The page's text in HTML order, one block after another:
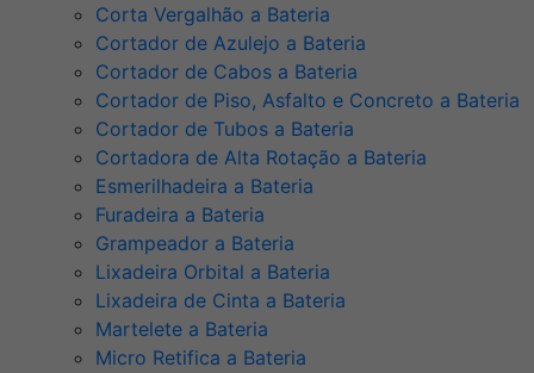
Corta Vergalhão a Bateria
Cortador de Azulejo a Bateria
Cortador de Cabos a Bateria
Cortador de Piso, Asfalto e Concreto a Bateria
Cortador de Tubos a Bateria
Cortadora de Alta Rotação a Bateria
Esmerilhadeira a Bateria
Furadeira a Bateria
Grampeador a Bateria
Lixadeira Orbital a Bateria
Lixadeira de Cinta a Bateria
Martelete a Bateria
Micro Retifica a Bateria